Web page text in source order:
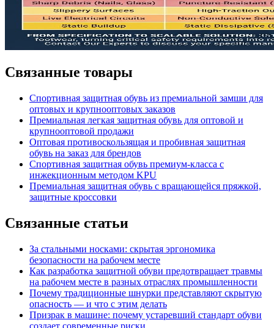
Связанные товары
Спортивная защитная обувь из премиальной замши для
оптовых и крупнооптовых заказов
Премиальная легкая защитная обувь для оптовой и
крупнооптовой продажи
Оптовая противоскользящая и пробивная защитная
обувь на заказ для брендов
Спортивная защитная обувь премиум-класса с
инжекционным методом KPU
Премиальная защитная обувь с вращающейся пряжкой,
защитные кроссовки
Связанные статьи
За стальными носками: скрытая эргономика
безопасности на рабочем месте
Как разработка защитной обуви предотвращает травмы
на рабочем месте в разных отраслях промышленности
Почему традиционные шнурки представляют скрытую
опасность — и что с этим делать
Призрак в машине: почему устаревший стандарт обуви